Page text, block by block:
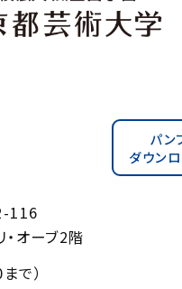
パン
ダウン
116
オーブ2階
で）